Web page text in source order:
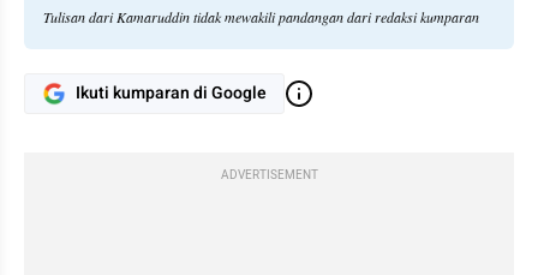
Tulisan dari Kamaruddin tidak mewakili pandangan dari redaksi kumparan
Ikuti kumparan di Google
ADVERTISEMENT